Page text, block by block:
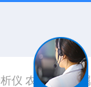
仪 农产品重金